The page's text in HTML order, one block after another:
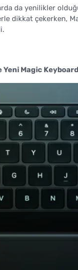
da yenilikler
dikkat çekerken,
Yeni Magic